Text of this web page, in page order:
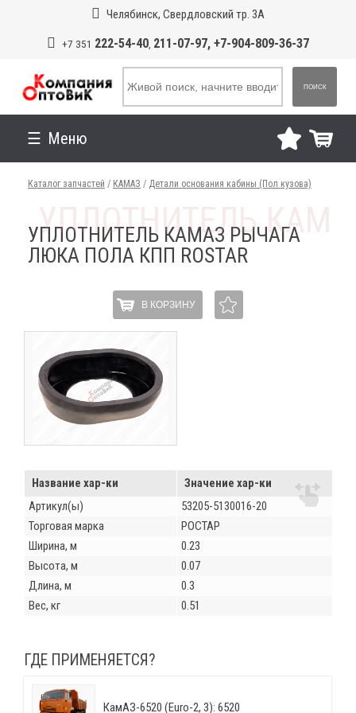
Челябинск, Свердловский тр. 3А
+7 351 222-54-40, 211-07-97, +7-904-809-36-37
ПОИСК
Меню
Каталог запчастей / КАМАЗ / Детали основания кабины (Пол кузова)
УПЛОТНИТЕЛЬ КАМАЗ РЫЧАГА
ЛЮКА ПОЛА КПП ROSTAR
В КОРЗИНУ
Название хар-ки
Значение хар-ки
Артикул(ы)
53205-5130016-20
Торговая марка
РОСТАР
Ширина, м
0.23
Высота, м
0.07
Длина, м
0.3
Вес, кг
0.51
ГДЕ ПРИМЕНЯЕТСЯ?
КамАЗ-6520 (Euro-2, 3): 6520